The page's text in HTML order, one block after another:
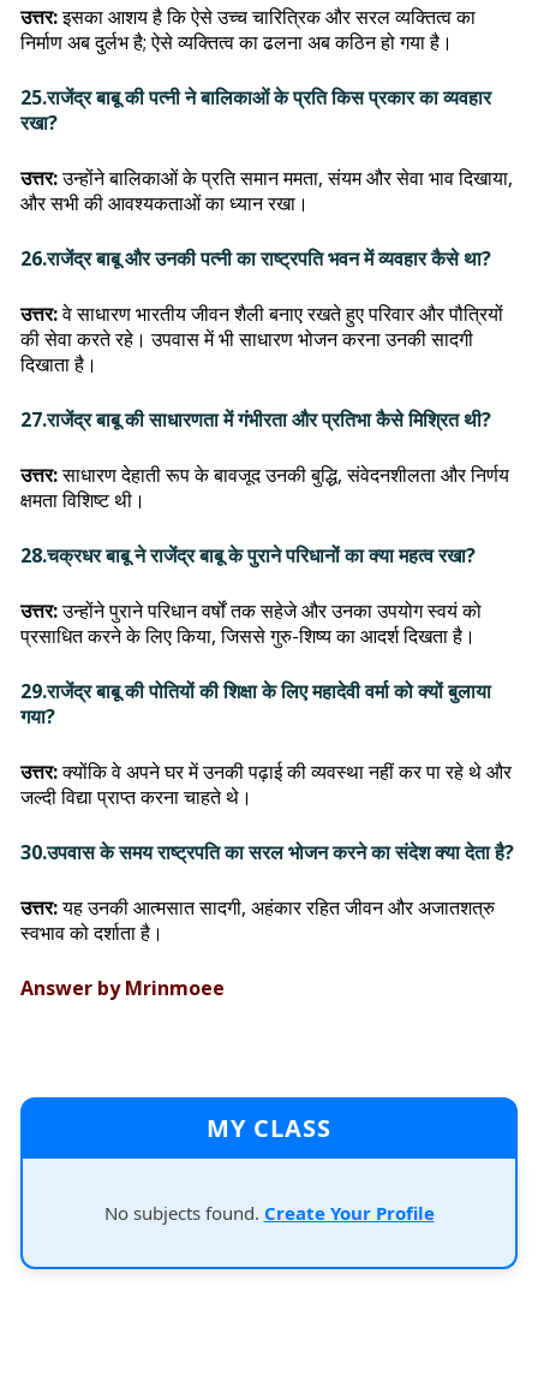
उत्तर:इसका आशय है कि ऐसे उच्च चारित्रिक और सरल व्यक्तित्व का
निर्माण अब दुर्लभ है; ऐसे व्यक्तित्व का ढलना अब कठिन हो गया है।
25.राजेंद्र बाबू की पत्नी ने बालिकाओं के प्रति किस प्रकार का व्यवहार
रखा?
उत्तर:उन्होंने बालिकाओं के प्रति समान ममता, संयम और सेवा भाव दिखाया,
और सभी की आवश्यकताओं का ध्यान रखा।
26.राजेंद्र बाबू और उनकी पत्नी का राष्ट्रपति भवन में व्यवहार कैसे था?
उत्तर:वे साधारण भारतीय जीवन शैली बनाए रखते हुए परिवार और पौत्रियों
की सेवा करते रहे। उपवास में भी साधारण भोजन करना उनकी सादगी
दिखाता है।
27.राजेंद्र बाबू की साधारणता में गंभीरता और प्रतिभा कैसे मिश्रित थी?
उत्तर:साधारण देहाती रूप के बावजूद उनकी बुद्धि, संवेदनशीलता और निर्णय
क्षमता विशिष्ट थी।
28.चक्रधर बाबू ने राजेंद्र बाबू के पुराने परिधानों का क्या महत्व रखा?
उत्तर:उन्होंने पुराने परिधान वर्षों तक सहेजे और उनका उपयोग स्वयं को
प्रसाधित करने के लिए किया, जिससे गुरु-शिष्य का आदर्श दिखता है।
29.राजेंद्र बाबू की पोतियों की शिक्षा के लिए महादेवी वर्मा को क्यों बुलाया
गया?
उत्तर:क्योंकि वे अपने घर में उनकी पढ़ाई की व्यवस्था नहीं कर पा रहे थे और
जल्दी विद्या प्राप्त करना चाहते थे।
30.उपवास के समय राष्ट्रपति का सरल भोजन करने का संदेश क्या देता है?
उत्तर:यह उनकी आत्मसात सादगी, अहंकार रहित जीवन और अजातशत्रु
स्वभाव को दर्शाता है।
Answer by Mrinmoee
MY CLASS
No subjects found. Create Your Profile